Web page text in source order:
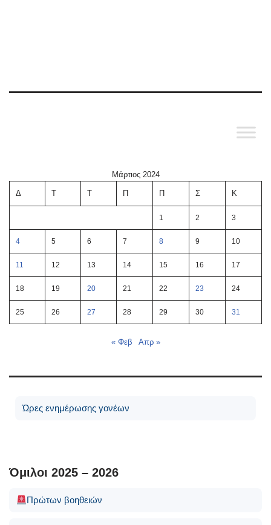
Μάρτιος 2024
Δ Τ Τ Π Π Σ Κ
1 2 3
4 5 6 7 8 9 10
11 12 13 14 15 16 17
18 19 20 21 22 23 24
25 26 27 28 29 30 31
« Φεβ Απρ »
Ώρες ενημέρωσης γονέων
Όμιλοι 2025 – 2026
Πρώτων βοηθειών